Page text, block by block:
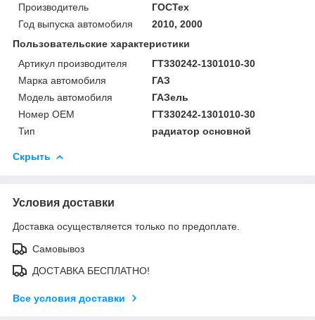
Производитель
ГОСТех
Год выпуска автомобиля
2010, 2000
Пользовательские характеристики
Артикул производителя
ГТ330242-1301010-30
Марка автомобиля
ГАЗ
Модель автомобиля
ГАЗель
Номер OEM
ГТ330242-1301010-30
Тип
радиатор основной
Скрыть
Условия доставки
Доставка осуществляется только по предоплате.
Самовывоз
ДОСТАВКА БЕСПЛАТНО!
Все условия доставки